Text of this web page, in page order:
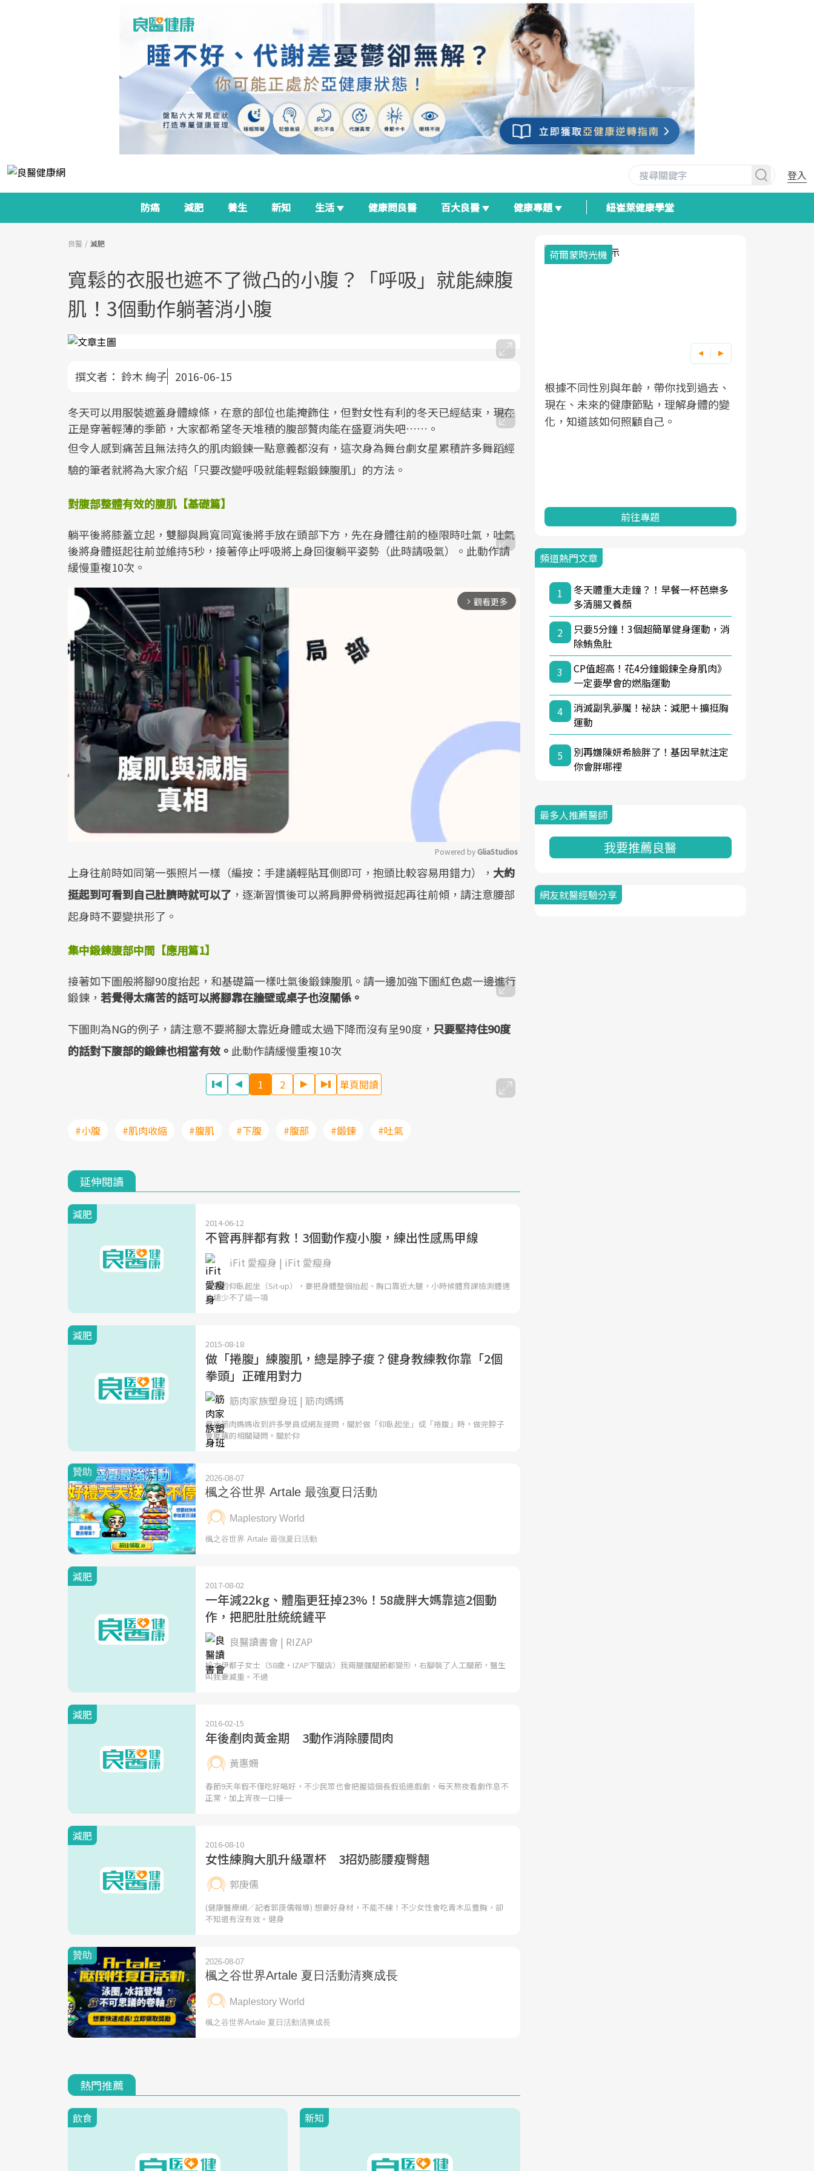
登入
防癌 減肥 養生 新知 生活 健康問良醫 百大良醫 健康專題 紐崔萊健康學堂
良醫 減肥
寬鬆的衣服也遮不了微凸的小腹？「呼吸」就能練腹
肌！3個動作躺著消小腹
撰文者： 鈴木 絢子 2016-06-15
冬天可以用服裝遮蓋身體線條，在意的部位也能掩飾住，但對女性有利的冬天已經結束，現在
正是穿著輕薄的季節，大家都希望冬天堆積的腹部贅肉能在盛夏消失吧……。
但令人感到痛苦且無法持久的肌肉鍛鍊一點意義都沒有，這次身為舞台劇女星累積許多舞蹈經
驗的筆者就將為大家介紹「只要改變呼吸就能輕鬆鍛鍊腹肌」的方法。
對腹部整體有效的腹肌【基礎篇】
躺平後將膝蓋立起，雙腳與肩寬同寬後將手放在頭部下方，先在身體往前的極限時吐氣，吐氣
後將身體挺起往前並維持5秒，接著停止呼吸將上身回復躺平姿勢（此時請吸氣）。此動作請
緩慢重複10次。
arrow_forward_ios 觀看更多
Mute
Powered by GliaStudios
上身往前時如同第一張照片一樣（編按：手建議輕貼耳側即可，抱頭比較容易用錯力）， 大約
挺起到可看到自己肚臍時就可以了 ，逐漸習慣後可以將肩胛骨稍微挺起再往前傾，請注意腰部
起身時不要變拱形了。
集中鍛鍊腹部中間【應用篇1】
接著如下圖般將腳90度抬起，和基礎篇一樣吐氣後鍛鍊腹肌。請一邊加強下圖紅色處一邊進行
鍛鍊， 若覺得太痛苦的話可以將腳靠在牆壁或桌子也沒關係。
下圖則為NG的例子，請注意不要將腳太靠近身體或太過下降而沒有呈90度， 只要堅持住90度
的話對下腹部的鍛鍊也相當有效。 此動作請緩慢重複10次
1 2 單頁閱讀
#小腹 #肌肉收縮 #腹肌 #下腹 #腹部 #鍛鍊 #吐氣
延伸閱讀
減肥
2014-06-12
不管再胖都有救！3個動作瘦小腹，練出性感馬甲線
iFit 愛瘦身 | iFit 愛瘦身
傳統的仰臥起坐（Sit-up），要把身體整個抬起、胸口靠近大腿，小時候體育課檢測體適
能總少不了這一項
減肥
2015-08-18
做「捲腹」練腹肌，總是脖子痠？健身教練教你靠「2個
拳頭」正確用對力
筋肉家族塑身班 | 筋肉媽媽
最近筋肉媽媽收到許多學員或網友提問，關於做「仰臥起坐」或「捲腹」時，做完脖子
會痠痛的相關疑問。關於仰
減肥
2017-08-02
一年減22kg、體脂更狂掉23%！58歲胖大媽靠這2個動
作，把肥肚肚統統鏟平
良醫讀書會 | RIZAP
松本伊都子女士（58歲・IZAP下關店）我兩腿髖關節都變形，右腳裝了人工關節，醫生
叫我要減重。不過
減肥
2016-02-15
年後剷肉黃金期 3動作消除腰間肉
黃惠姍
春節9天年假不僅吃好喝好，不少民眾也會把握這個長假追連戲劇，每天熬夜看劇作息不
正常，加上宵夜一口接一
減肥
2016-08-10
女性練胸大肌升級罩杯 3招奶膨腰瘦臀翹
郭庚儒
(健康醫療網／記者郭庚儒報導) 想要好身材，不能不練！不少女性會吃青木瓜豐胸，卻
不知道有沒有效。健身
熱門推薦
飲食 新知
邁向「健康照護」的新時代。隨著國家
政策如「健康台灣推動委員會」與「長
照3.0」的推進，「預防醫學」已成全民
關注的核心議題。然而，健檢不只是醫
療院所的服務，更是民眾了解自身健康
健康新生活」，從講座、體驗到運動，
全面啟動你的健康革命！
發，透過醫學觀點與日常感受的對話，
建立對亞健康的認知，進而引導實際的
改善行動。
荷爾蒙時光機
根據不同性別與年齡，帶你找到過去、
現在、未來的健康節點，理解身體的變
化，知道該如何照顧自己。
前往專題
頻道熱門文章
1
冬天體重大走鐘？！早餐一杯芭樂多
多清腸又養顏
2
只要5分鐘！3個超簡單健身運動，消
除鮪魚肚
3
CP值超高！花4分鐘鍛鍊全身肌肉》
一定要學會的燃脂運動
4
消滅副乳夢魘！祕訣：減肥＋擴挺胸
運動
5
別再嫌陳妍希臉胖了！基因早就注定
你會胖哪裡
最多人推薦醫師
我要推薦良醫
網友就醫經驗分享